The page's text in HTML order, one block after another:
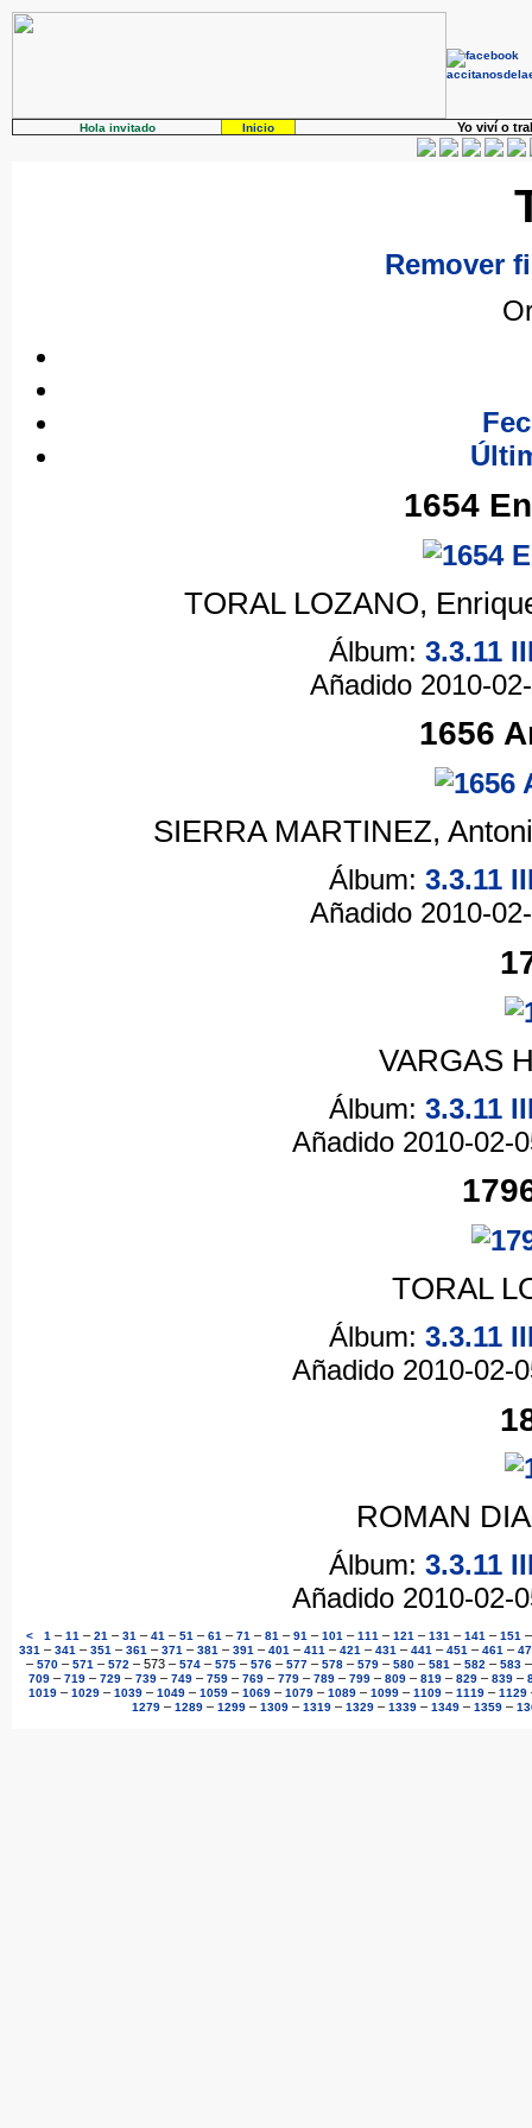
Hola invitado Inicio Yo viví o
Remover
1654
TORAL LOZANO,
Álbum: 3.3.11
Añadido 2010-
1656
SIERRA MARTINEZ,
Álbum: 3.3.11
Añadido 2010-
VARGAS
Álbum: 3.3.11
Añadido 2010-02-
TORAL
Álbum: 3.3.11
Añadido 2010-02-
ROMAN
Álbum: 3.3.11
Añadido 2010-02-
< 1 – 11 – 21 – 31 – 41 – 51 – 61 – 71 – 81 – 91 – 101 – 111 – 121 – 131 – 141 – 151
331 – 341 – 351 – 361 – 371 – 381 – 391 – 401 – 411 – 421 – 431 – 441 – 451 – 461 –
– 570 – 571 – 572 – 573 – 574 – 575 – 576 – 577 – 578 – 579 – 580 – 581 – 582 – 583
709– 719– 729– 739– 749– 759– 769– 779– 789– 799– 809– 819– 829– 839–
1019– 1029– 1039– 1049– 1059– 1069– 1079– 1089– 1099– 1109– 1119– 1129
1279– 1289– 1299– 1309– 1319– 1329– 1339– 1349– 1359–